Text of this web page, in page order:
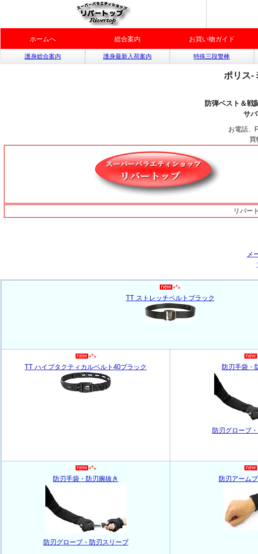
ホームへ 総合案内 お買い物ガイド
護身総合案内 護身最新入荷案内 特殊三段警棒
ポリス-
防弾ベスト＆戦
サ
お電話、
買
リバー
メ
TT ストレッチベルトブラック
TT ハイプタクティカルベルト40ブラック 防刃手袋・
防刃グローブ
防刃手袋・防刃腕抜き
防刃グローブ・防刃スリーブ
防刃アーム